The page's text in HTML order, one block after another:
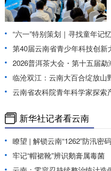
“六一”特别策划｜寻找童年记
第40届云南省青少年科技创新
2026普洱茶大会・第十五届勐
临沧双江：云南大百合绽放山
云南省农科院青年科学家探索
新华社记者看云南
瞭望 | 解锁云南“1262”防汛密码
牢记“帽裙靴”辨识鹅膏属毒菌